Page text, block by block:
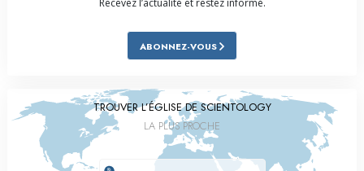
Recevez l’actualité et restez informé.
ABONNEZ-VOUS
TROUVER L’ÉGLISE DE SCIENTOLOGY
LA PLUS PROCHE